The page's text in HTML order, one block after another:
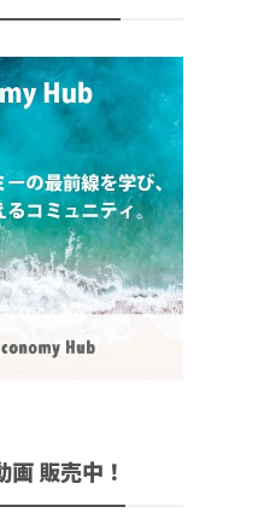
販売中！